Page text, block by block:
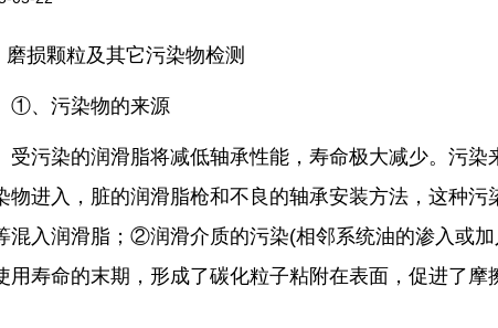
磨损颗粒及其它污染物检测
污染物的来源
染的润滑脂将减低轴承性能，寿命极大减少。污染
物进入，脏的润滑脂枪和不良的轴承安装方法，这种
混入润滑脂；②润滑介质的污染(相邻系统油的渗入或
用寿命的末期，形成了碳化粒子粘附在表面，促进了摩